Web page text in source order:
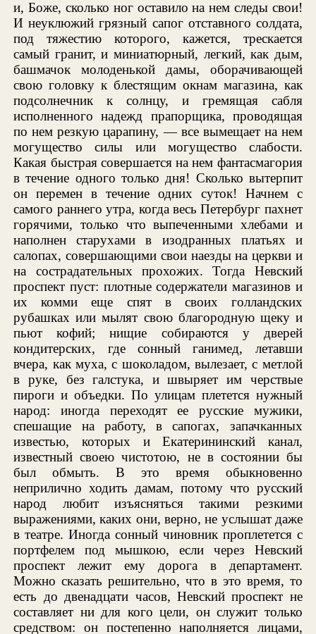
и, Боже, сколько ног оставило на нем следы свои!
И неуклюжий грязный сапог отставного солдата,
под тяжестию которого, кажется, трескается
самый гранит, и миниатюрный, легкий, как дым,
башмачок молоденькой дамы, оборачивающей
свою головку к блестящим окнам магазина, как
подсолнечник к солнцу, и гремящая сабля
исполненного надежд прапорщика, проводящая
по нем резкую царапину, — все вымещает на нем
могущество силы или могущество слабости.
Какая быстрая совершается на нем фантасмагория
в течение одного только дня! Сколько вытерпит
он перемен в течение одних суток! Начнем с
самого раннего утра, когда весь Петербург пахнет
горячими, только что выпеченными хлебами и
наполнен старухами в изодранных платьях и
салопах, совершающими свои наезды на церкви и
на сострадательных прохожих. Тогда Невский
проспект пуст: плотные содержатели магазинов и
их комми еще спят в своих голландских
рубашках или мылят свою благородную щеку и
пьют кофий; нищие собираются у дверей
кондитерских, где сонный ганимед, летавши
вчера, как муха, с шоколадом, вылезает, с метлой
в руке, без галстука, и швыряет им черствые
пироги и объедки. По улицам плетется нужный
народ: иногда переходят ее русские мужики,
спешащие на работу, в сапогах, запачканных
известью, которых и Екатерининский канал,
известный своею чистотою, не в состоянии бы
был обмыть. В это время обыкновенно
неприлично ходить дамам, потому что русский
народ любит изъясняться такими резкими
выражениями, каких они, верно, не услышат даже
в театре. Иногда сонный чиновник проплетется с
портфелем под мышкою, если через Невский
проспект лежит ему дорога в департамент.
Можно сказать решительно, что в это время, то
есть до двенадцати часов, Невский проспект не
составляет ни для кого цели, он служит только
средством: он постепенно наполняется лицами,